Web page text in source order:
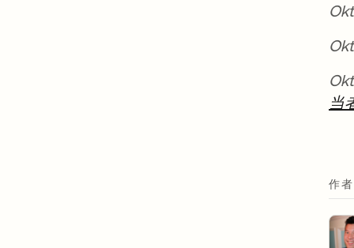
当
作